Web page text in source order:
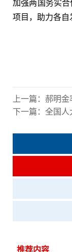
加强两国务实
项目，助力各自
上一篇： 郝明金
下一篇： 全国人
推荐内容